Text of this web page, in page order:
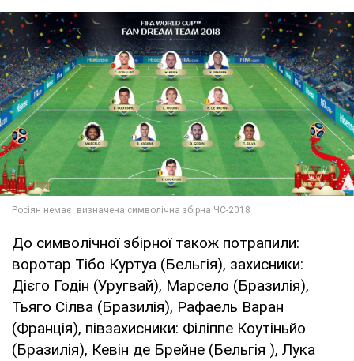
До символічної збірної також потрапили:
воротар Тібо Куртуа (Бельгія), захисники:
Дієго Годін (Уругвай), Марсело (Бразилія),
Тьяго Сілва (Бразилія), Рафаель Варан
(Франція), півзахисники: Філіппе Коутіньйо
(Бразилія), Кевін де Брейне (Бельгія ), Лука